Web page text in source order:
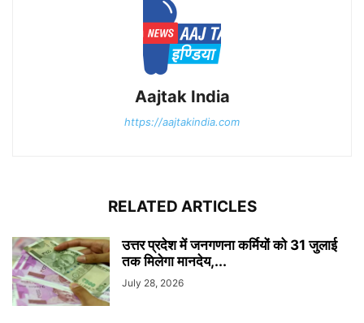
Aajtak India
https://aajtakindia.com
RELATED ARTICLES
उत्तर प्रदेश में जनगणना कर्मियों को 31 जुलाई
तक मिलेगा मानदेय,...
July 28, 2026